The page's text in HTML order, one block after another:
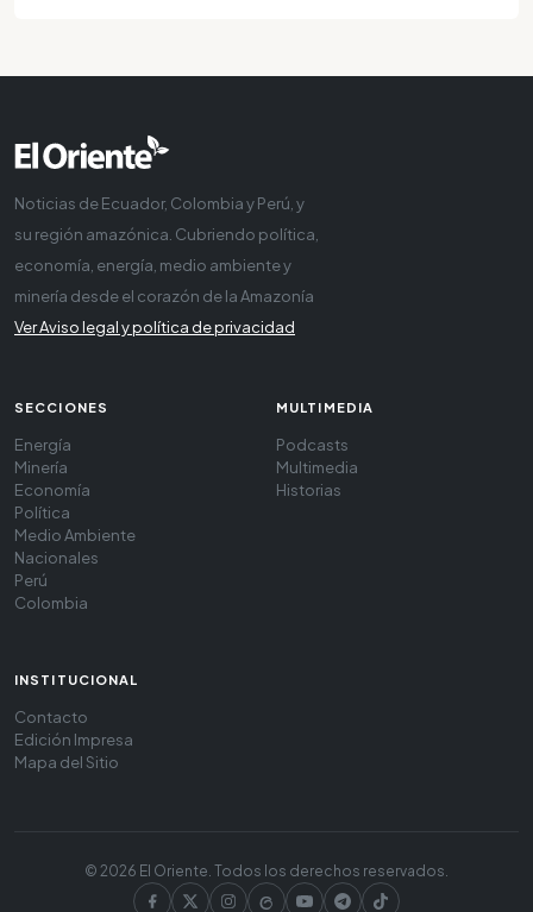
Noticias de Ecuador, Colombia y Perú, y
su región amazónica. Cubriendo política,
economía, energía, medio ambiente y
minería desde el corazón de la Amazonía
Ver Aviso legal y política de privacidad
SECCIONES
Energía
Minería
Economía
Política
Medio Ambiente
Nacionales
Perú
Colombia
MULTIMEDIA
Podcasts
Multimedia
Historias
INSTITUCIONAL
Contacto
Edición Impresa
Mapa del Sitio
© 2026 El Oriente. Todos los derechos reservados.